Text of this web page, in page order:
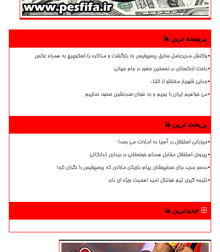
پربیننده ترین ها
واکنش مدیرعامل سابق پرسپولیس به بازگشت و مذاکره با اسکوچیچ به همراه عکس
باخت ازبکستان در نخستین حضور در جام جهانی
جدایی شهریار مغانلو از کلباء
می خواهیم ایران را ببریم و به عنوان صدرنشین صعود نماییم
پربحث ترین ها
میزبانی استقلال در آسیا به امارات می رسد؟
پیروزی استقلال مقابل همنام خوزستانی در دیداری تدارکاتی
دردسر جدید برای سرخپوشان پیام بازیکن مازادی که پرسپولیس را نگران کرد!
نتیجه گیری تیم فوتبال امید اهمیت ویژه ای دارد
جدیدترین ها